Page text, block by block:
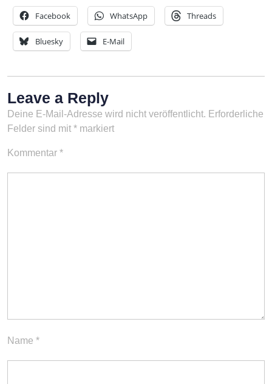
Facebook WhatsApp Threads
Bluesky E-Mail
Leave a Reply
Deine E-Mail-Adresse wird nicht veröffentlicht. Erforderliche
Felder sind mit * markiert
Kommentar *
Name *